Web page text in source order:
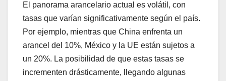
El panorama arancelario actual es volátil, con
tasas que varían significativamente según el país.
Por ejemplo, mientras que China enfrenta un
arancel del 10%, México y la UE están sujetos a
un 20%. La posibilidad de que estas tasas se
incrementen drásticamente, llegando algunas